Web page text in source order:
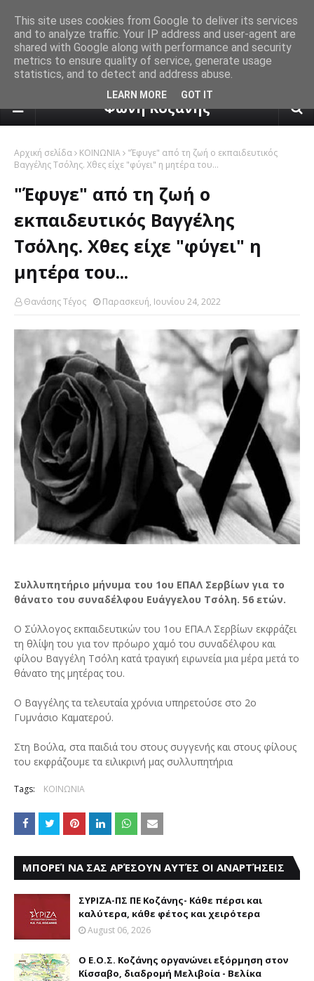
πρόγνωση καιρού από το
Φωνή Κοζάνης
Αρχική σελίδα ΚΟΙΝΩΝΙΑ
"Έφυγε" από τη ζωή ο εκπαιδευτικός
Βαγγέλης Τσόλης. Χθες είχε "φύγει" η μητέρα του...
"Έφυγε" από τη ζωή ο
εκπαιδευτικός Βαγγέλης
Τσόλης. Χθες είχε "φύγει" η
μητέρα του...
Θανάσης Τέγος Παρασκευή, Ιουνίου 24, 2022
Συλλυπητήριο μήνυμα του 1ου ΕΠΑΛ Σερβίων για το
θάνατο του συναδέλφου Ευάγγελου Τσόλη. 56 ετών.
Ο Σύλλογος εκπαιδευτικών του 1ου ΕΠΑ.Λ Σερβίων εκφράζει
τη θλίψη του για τον πρόωρο χαμό του συναδέλφου και
φίλου Βαγγέλη Τσόλη κατά τραγική ειρωνεία μια μέρα μετά το
θάνατο της μητέρας του.
Ο Βαγγέλης τα τελευταία χρόνια υπηρετούσε στο 2ο
Γυμνάσιο Καματερού.
Στη Βούλα, στα παιδιά του στους συγγενής και στους φίλους
του εκφράζουμε τα ειλικρινή μας συλλυπητήρια
Tags: ΚΟΙΝΩΝΙΑ
ΜΠΟΡΕΊ ΝΑ ΣΑΣ ΑΡΈΣΟΥΝ ΑΥΤΈΣ ΟΙ ΑΝΑΡΤΉΣΕΙΣ
ΣΥΡΙΖΑ-ΠΣ ΠΕ Κοζάνης- Κάθε πέρσι και
καλύτερα, κάθε φέτος και χειρότερα
August 06, 2026
Ο Ε.Ο.Σ. Κοζάνης οργανώνει εξόρμηση στον
Κίσσαβο, διαδρομή Μελιβοία - Βελίκα
This site uses cookies from Google to deliver its services
and to analyze traffic. Your IP address and user-agent are
shared with Google along with performance and security
metrics to ensure quality of service, generate usage
statistics, and to detect and address abuse.
LEARN MORE GOT IT